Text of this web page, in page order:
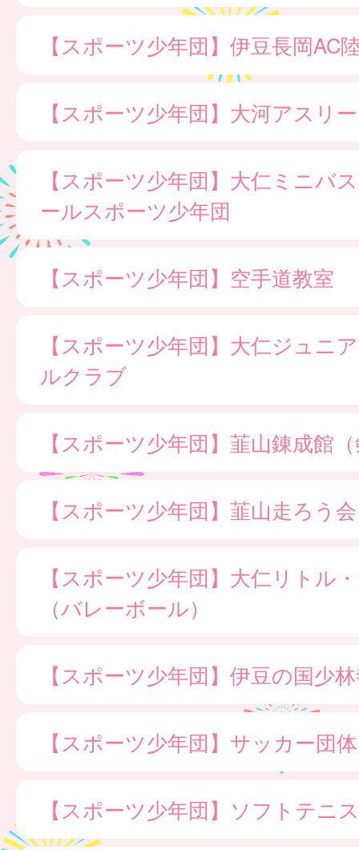
【スポーツ少年団】伊豆長岡AC
【スポーツ少年団】大河アスリ
【スポーツ少年団】大仁ミニバ
ールスポーツ少年団
【スポーツ少年団】空手道教室
【スポーツ少年団】大仁ジュニ
ルクラブ
【スポーツ少年団】韮山錬成館
【スポーツ少年団】韮山走ろう
【スポーツ少年団】大仁リトル
（バレーボール）
【スポーツ少年団】伊豆の国少
【スポーツ少年団】サッカー団体
【スポーツ少年団】ソフトテニ